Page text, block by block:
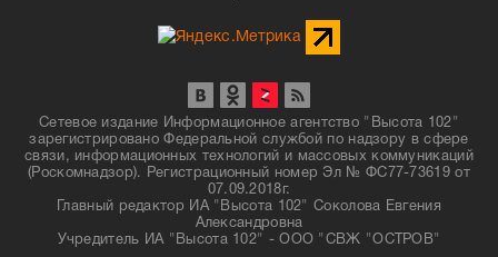
Сетевое издание Информационное агентство "Высота 102"
зарегистрировано Федеральной службой по надзору в сфере
связи, информационных технологий и массовых коммуникаций
(Роскомнадзор). Регистрационный номер Эл № ФС77-73619 от
07.09.2018г.
Главный редактор ИА "Высота 102" Соколова Евгения
Александровна
Учредитель ИА "Высота 102" - ООО "СВЖ "ОСТРОВ"